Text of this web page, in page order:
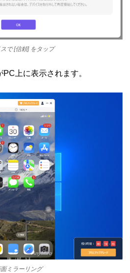
で [信頼] をタップ
上に表示されます。
ミラーリング